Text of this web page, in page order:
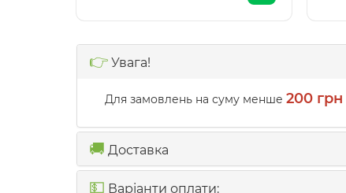
👉 Увага!
Для замовлень на суму менше 200 грн
🚚 Доставка
💵 Варіанти оплати: